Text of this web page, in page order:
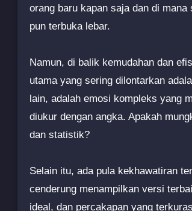
orang baru kapan saja dan di
pun terbuka lebar.
Namun, di balik kemudahan dan
utama yang sering dilontarkan
lain, adalah emosi kompleks yang
diukur dengan angka. Apakah
dan statistik?
Selain itu, ada pula kekhawatiran
cenderung menampilkan versi
ideal, dan percakapan yang